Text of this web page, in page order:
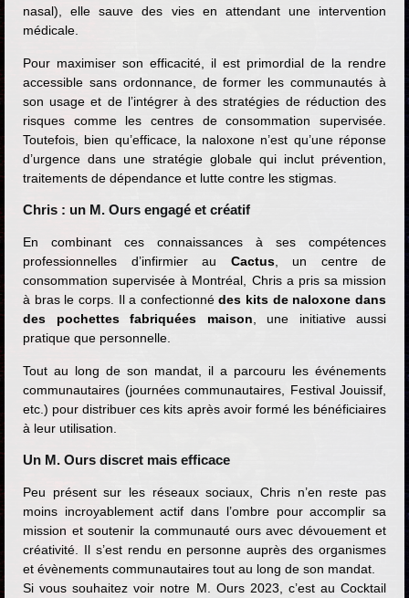
nasal), elle sauve des vies en attendant une intervention
médicale.
Pour maximiser son efficacité, il est primordial de la rendre
accessible sans ordonnance, de former les communautés à
son usage et de l’intégrer à des stratégies de réduction des
risques comme les centres de consommation supervisée.
Toutefois, bien qu’efficace, la naloxone n’est qu’une réponse
d’urgence dans une stratégie globale qui inclut prévention,
traitements de dépendance et lutte contre les stigmas.
Chris : un M. Ours engagé et créatif
En combinant ces connaissances à ses compétences
professionnelles d’infirmier au Cactus, un centre de
consommation supervisée à Montréal, Chris a pris sa mission
à bras le corps. Il a confectionnédes kits de naloxone dans
des pochettes fabriquées maison , une initiative aussi
pratique que personnelle.
Tout au long de son mandat, il a parcouru les événements
communautaires (journées communautaires, Festival Jouissif,
etc.) pour distribuer ces kits après avoir formé les bénéficiaires
à leur utilisation.
Un M. Ours discret mais efficace
Peu présent sur les réseaux sociaux, Chris n’en reste pas
moins incroyablement actif dans l’ombre pour accomplir sa
mission et soutenir la communauté ours avec dévouement et
créativité. Il s’est rendu en personne auprès des organismes
et évènements communautaires tout au long de son mandat.
Si vous souhaitez voir notre M. Ours 2023, c’est au Cocktail